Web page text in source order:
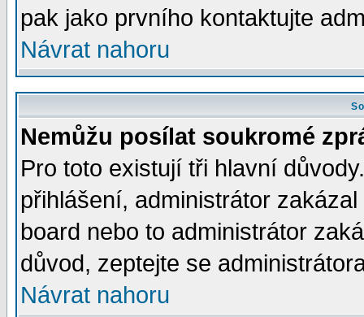
pak jako prvního kontaktujte
Návrat nahoru
Nemůžu posílat soukromé
Pro toto existují tři hlavní
přihlášení, administrátor
board nebo to administrátor
důvod, zeptejte se
Návrat nahoru